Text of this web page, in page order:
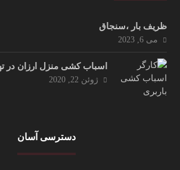
ظریف بار ،سنجاق
می 6, 2023
اسباب کشی منزل ارزان در
ژوئن 22, 2020
دسترسی آسان